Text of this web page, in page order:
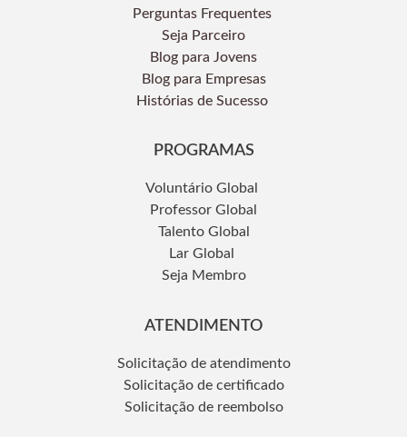
Perguntas Frequentes
Seja Parceiro
Blog para Jovens
Blog para Empresas
Histórias de Sucesso
PROGRAMAS
Voluntário Global
Professor Global
Talento Global
Lar Global
Seja Membro
ATENDIMENTO
Solicitação de atendimento
Solicitação de certificado
Solicitação de reembolso